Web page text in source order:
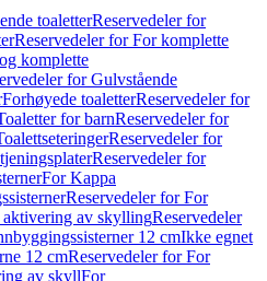
toaletterReservedeler for
Reservedeler for For komplette
komplette
for Gulvstående
Forhøyede toaletterReservedeler for
for barnReservedeler for
Reservedeler for
Reservedeler for
For Kappa
Reservedeler for For
av skyllingReservedeler
12 cmIkke egnet
12 cmReservedeler for For
av skyllFor